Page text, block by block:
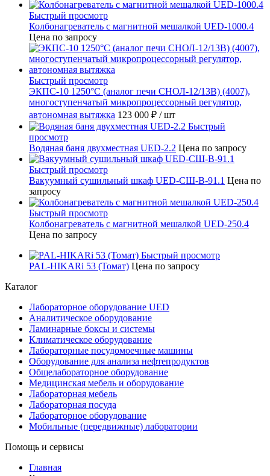
Быстрый просмотр
Колбонагреватель с магнитной мешалкой UED-1000.4
Цена по запросу
Быстрый просмотр
ЭКПС-10 1250°С (аналог печи СНОЛ-12/13В) (4007),
многоступенчатый микропроцессорный регулятор,
автономная вытяжка 123 000 ₽ / шт
Быстрый
просмотр
Водяная баня двухместная UED-2.2 Цена по запросу
Быстрый просмотр
Вакуумный сушильный шкаф UED-СШ-В-91.1 Цена по
запросу
Быстрый просмотр
Колбонагреватель с магнитной мешалкой UED-250.4
Цена по запросу
Быстрый просмотр
PAL-HIKARi 53 (Томат) Цена по запросу
Каталог
Лабораторное оборудование UED
Аналитическое оборудование
Ламинарные боксы и системы
Климатическое оборудование
Лабораторные посудомоечные машины
Оборудование для анализа нефтепродуктов
Общелабораторное оборудование
Медицинская мебель и оборудование
Лабораторная мебель
Лабораторная посуда
Лабораторное оборудование
Мобильные (передвижные) лаборатории
Помощь и сервисы
Главная